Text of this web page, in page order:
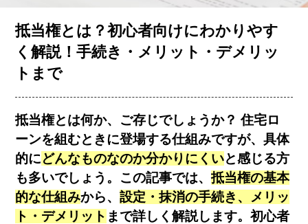
お客様の声
コラム一覧
会社概要
抵当権とは？初心者向けにわかりやす
く解説！手続き・メリット・デメリッ
トまで
抵当権とは何か、ご存じでしょうか？ 住宅ロ
ーンを組むときに登場する仕組みですが、具体
的にどんなものなのか分かりにくいと感じる方
も多いでしょう。この記事では、抵当権の基本
的な仕組みから、設定・抹消の手続き、メリッ
ト・デメリット まで詳しく解説します。初心者